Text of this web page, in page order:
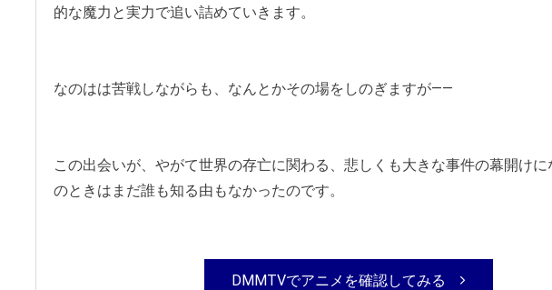
的な魔力と実力で追い詰めていきます。
なのはは苦戦しながらも、なんとかその場をしのぎますが――
この出会いが、やがて世界の存亡に関わる、悲しくも大きな事件の幕開けに
のときはまだ誰も知る由もなかったのです。
DMMTVでアニメを確認してみる